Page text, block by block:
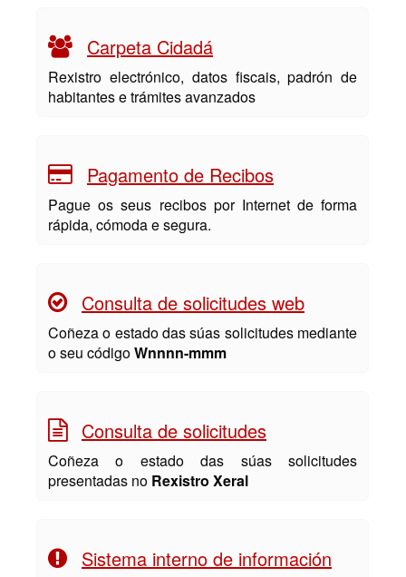
Carpeta Cidadá
Rexistro electrónico, datos fiscais, padrón de
habitantes e trámites avanzados
Pagamento de Recibos
Pague os seus recibos por Internet de forma
rápida, cómoda e segura.
Consulta de solicitudes web
Coñeza o estado das súas solicitudes mediante
o seu códigoWnnnn-mmm
Consulta de solicitudes
Coñeza o estado das súas solicitudes
presentadas no Rexistro Xeral
Sistema interno de información